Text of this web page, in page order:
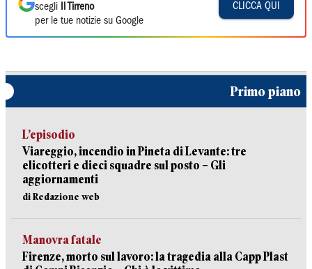
scegli
Il Tirreno
per le tue notizie su Google
CLICCA QUI
Primo piano
L’episodio
Viareggio, incendio in Pineta di Levante: tre
elicotteri e dieci squadre sul posto – Gli
aggiornamenti
di Redazione web
Manovra fatale
Firenze, morto sul lavoro: la tragedia alla Capp Plast